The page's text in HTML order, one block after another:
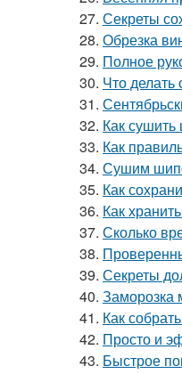
27. Секреты
28. Обрезка
29. Полное
30. Что
31.
32. Как сушить
33. Как
34. Сушим
35. Как
36. Как
37. Сколько
38.
39. Секреты
40. Заморозка
41. Как
42. Просто и
43. Быстрое